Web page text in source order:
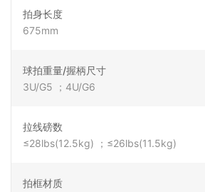
拍身长度
675mm
球拍重量/握柄尺寸
3U/G5 ；4U/G6
拉线磅数
≤28lbs(12.5kg) ；≤26lbs(11.5kg)
拍框材质